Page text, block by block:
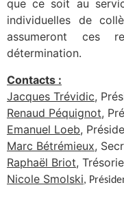
que ce soit au
individuelles de
assumeront ces
détermination.
Contacts :
Jacques Trévidic,
Renaud Péquignot,
Emanuel Loeb,
Marc Bétrémieux,
Raphaël Briot,
Nicole Smolski,